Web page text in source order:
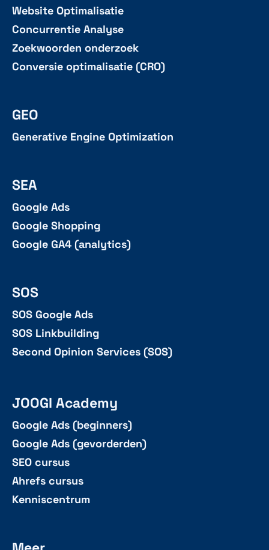
Website Optimalisatie
Concurrentie Analyse
Zoekwoorden onderzoek
Conversie optimalisatie (CRO)
GEO
Generative Engine Optimization
SEA
Google Ads
Google Shopping
Google GA4 (analytics)
SOS
SOS Google Ads
SOS Linkbuilding
Second Opinion Services (SOS)
JOOGI Academy
Google Ads (beginners)
Google Ads (gevorderden)
SEO cursus
Ahrefs cursus
Kenniscentrum